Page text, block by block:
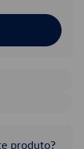
produto?